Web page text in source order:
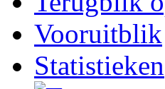
Vooruitblik
Statistieken